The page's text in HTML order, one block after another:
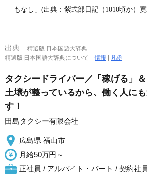
もなし」(出典：紫式部日記（1010頃か）
出典
精選版 日本国語大辞典
精選版 日本国語大辞典について情報 凡例
タクシードライバー／「稼げる」＆
土壌が整っているから、働く人に
す！
田島タクシー有限会社
広島県 福山市
月給50万円～
正社員 / アルバイト・パート / 契約社員